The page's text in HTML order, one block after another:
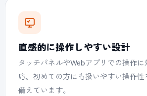
直感的に操作しやすい設計
タッチパネルやWebアプリでの操作に
応。初めての方にも扱いやすい操作性
備えています。